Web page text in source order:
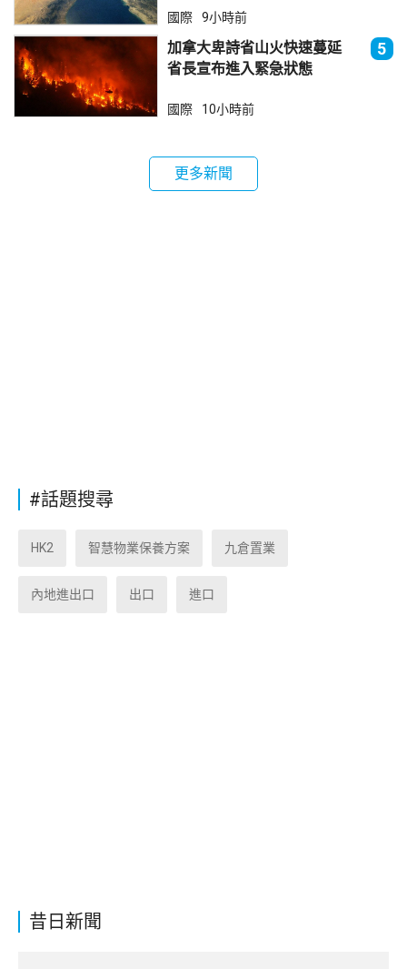
昔日新聞
國際 9小時前
加拿大卑詩省山火快速蔓延
省長宣布進入緊急狀態
5
國際 10小時前
更多新聞
#話題搜尋
HK2 智慧物業保養方案 九倉置業
內地進出口 出口 進口